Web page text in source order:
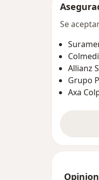
Se
Allianz
Grupo
Axa